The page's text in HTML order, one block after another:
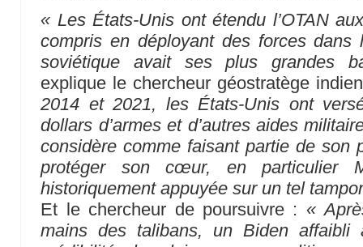
« Les États-Unis ont étendu l’OTAN
compris en déployant des forces dans
soviétique avait ses plus grandes
explique le chercheur géostratège
2014 et 2021, les États-Unis ont
dollars d’armes et d’autres aides
considère comme faisant partie de son
protéger son cœur, en particulier
historiquement appuyée sur un tel
Et le chercheur de poursuivre : «
mains des talibans, un Biden affaibli